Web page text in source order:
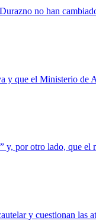
no han
y que el Ministerio de
por otro lado, que el
y cuestionan las